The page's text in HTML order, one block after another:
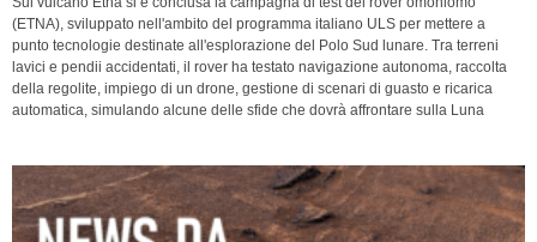
(ETNA), sviluppato nell'ambito del programma italiano ULS per mettere a
punto tecnologie destinate all'esplorazione del Polo Sud lunare. Tra terreni
lavici e pendii accidentati, il rover ha testato navigazione autonoma, raccolta
della regolite, impiego di un drone, gestione di scenari di guasto e ricarica
automatica, simulando alcune delle sfide che dovrà affrontare sulla Luna